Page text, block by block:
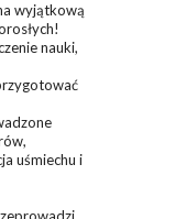
wyjątkową
nauki,
uśmiechu i